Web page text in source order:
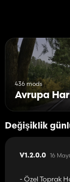
kalemleri.
- Forester'ı meşgul
- Kasırga dahil
- Yohgurt, hamur,
- Tüm ormancılık
436 mods
Avrupa
Değişiklik
V1.2.0.0 16
- Özel Toprak